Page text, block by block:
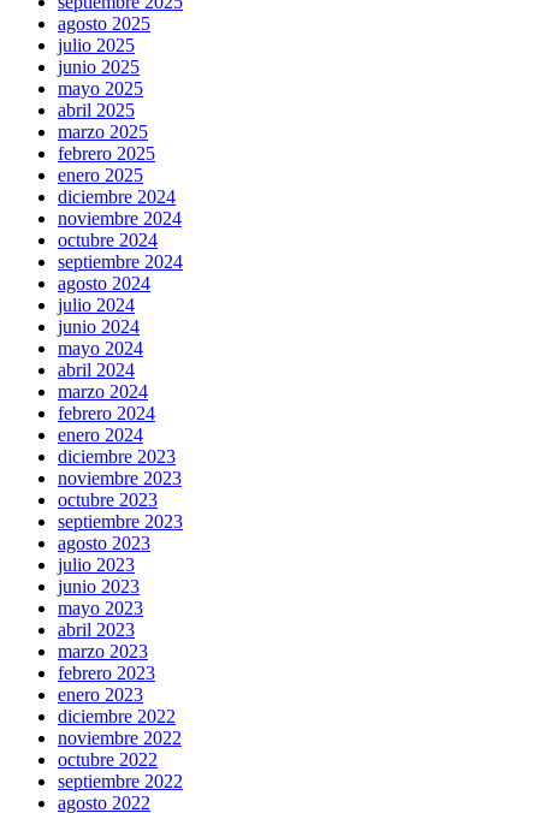
agosto 2025
julio 2025
junio 2025
mayo 2025
abril 2025
marzo 2025
febrero 2025
enero 2025
diciembre 2024
noviembre 2024
octubre 2024
septiembre 2024
agosto 2024
julio 2024
junio 2024
mayo 2024
abril 2024
marzo 2024
febrero 2024
enero 2024
diciembre 2023
noviembre 2023
octubre 2023
septiembre 2023
agosto 2023
julio 2023
junio 2023
mayo 2023
abril 2023
marzo 2023
febrero 2023
enero 2023
diciembre 2022
noviembre 2022
octubre 2022
septiembre 2022
agosto 2022